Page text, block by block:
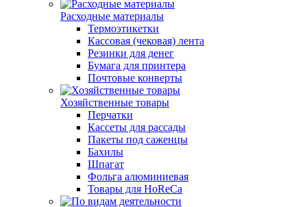
Расходные материалы
Термоэтикетки
Кассовая (чековая) лента
Резинки для денег
Бумага для принтера
Почтовые конверты
Хозяйственные товары
Перчатки
Кассеты для рассады
Пакеты под саженцы
Бахилы
Шпагат
Фольга алюминиевая
Товары для HoReCa